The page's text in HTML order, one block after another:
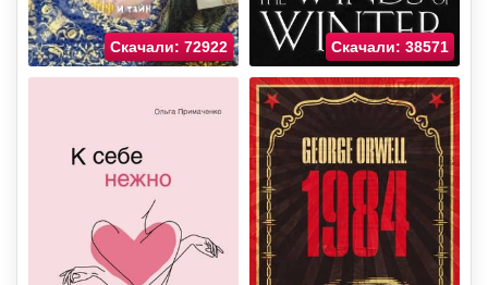
Скачали: 72922 Скачали: 38571